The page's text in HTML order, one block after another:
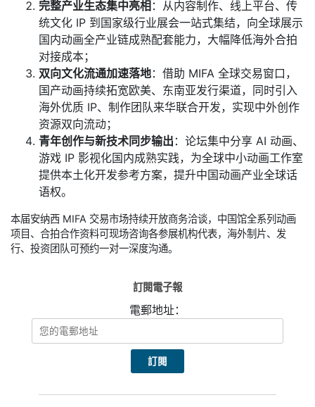
完整产业生态集中亮相：从内容制作、线上平台、传
统文化 IP 到国家级行业展会一站式集结，向全球展示
国内动画全产业链成熟配套能力，大幅降低海外合拍
对接成本；
双向文化流通加速落地：借助 MIFA 全球交易窗口，
国产动画持续拓宽欧美、东南亚发行渠道，同时引入
海外优质 IP、制作团队来华联合开发，实现中外创作
资源双向流动；
青年创作与新技术同步输出 ：论坛集中分享 AI 动画、
游戏 IP 影视化国内成熟实践，为全球中小动画工作室
提供本土化开发参考方案，提升中国动画产业全球话
语权。
本届安纳西 MIFA 交易市场持续开放商务洽谈，中国馆全系列动画
项目、合拍合作资料可现场咨询各参展机构代表，海外制片、发
行、投资团队可预约一对一深度沟通。
訂閱電子報
電郵地址：